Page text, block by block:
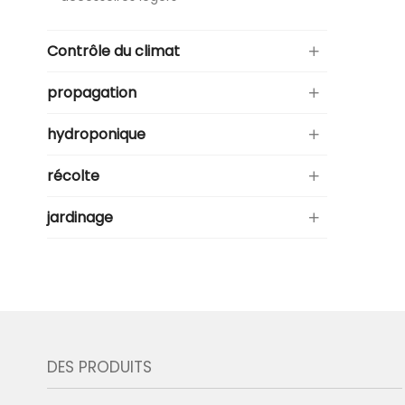
Contrôle du climat
propagation
hydroponique
récolte
jardinage
DES PRODUITS